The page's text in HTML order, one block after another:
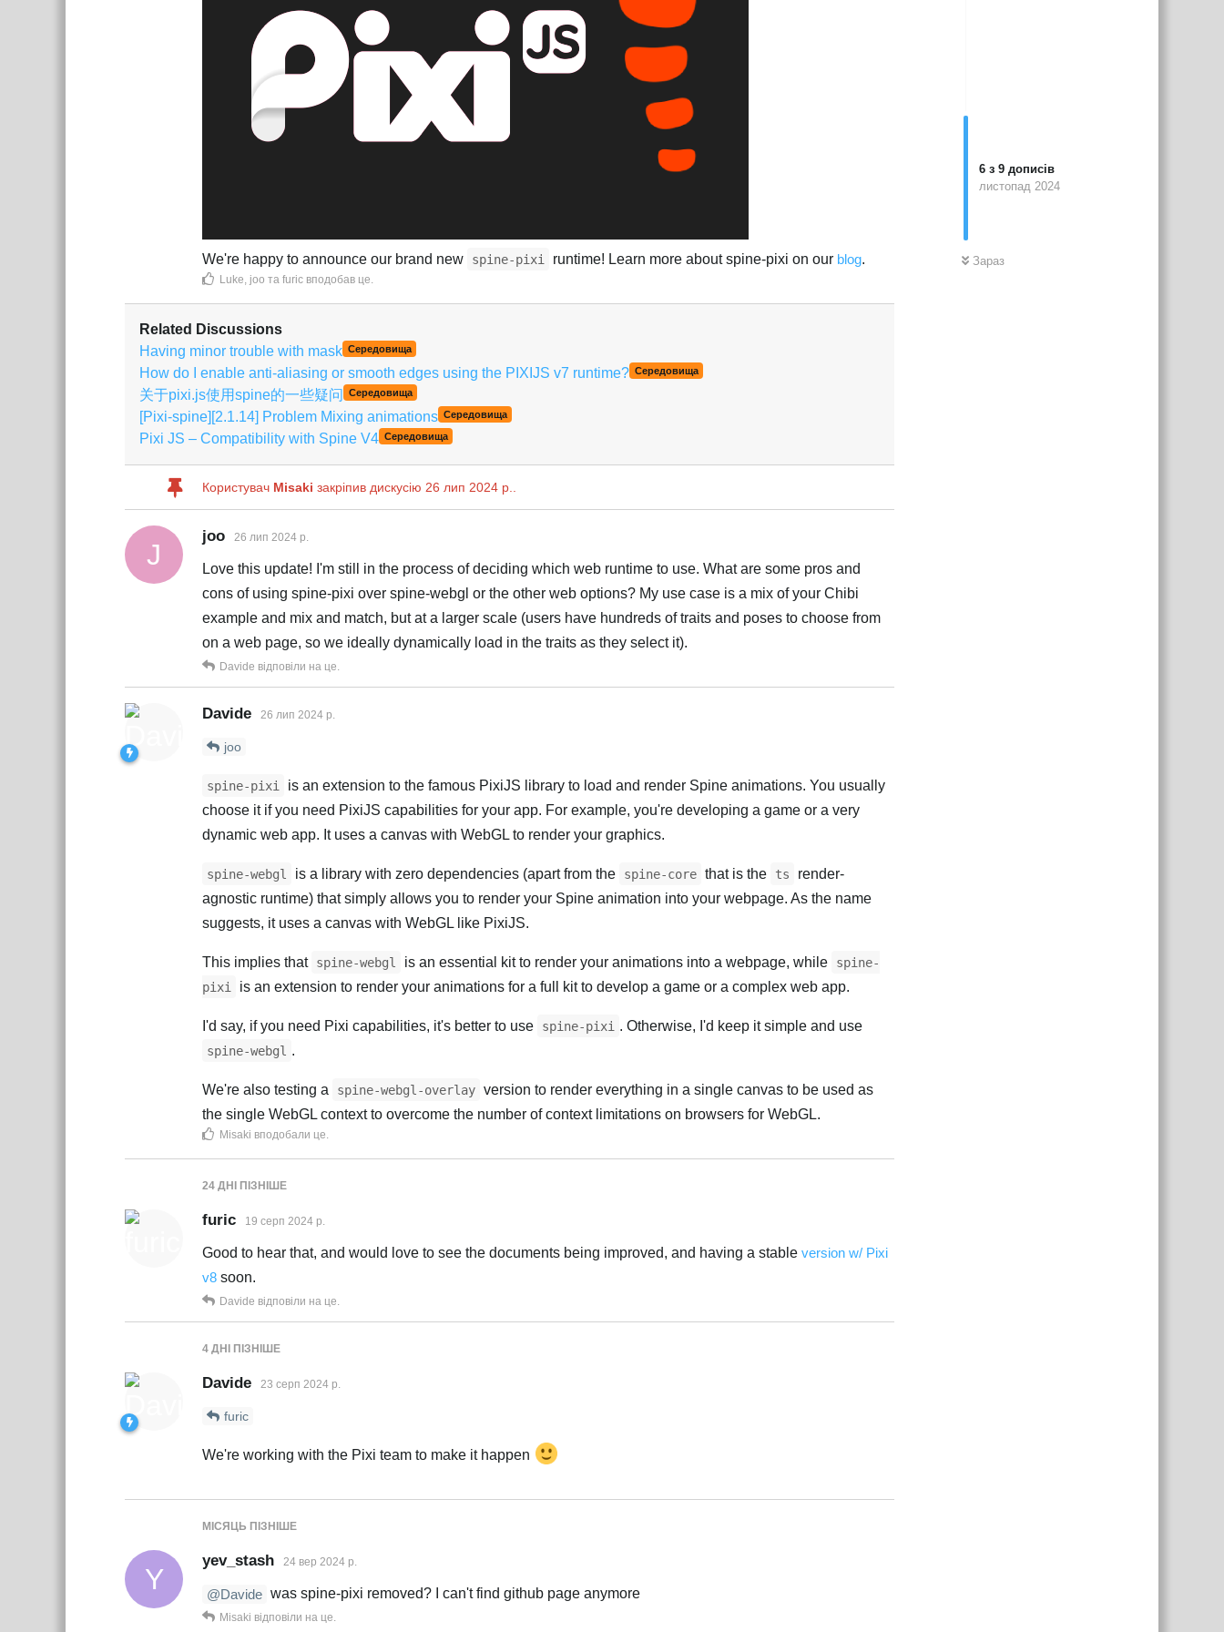
6 з 9 дописів
листопад 2024
Зараз
We're happy to announce our brand new spine-pixi runtime! Learn more about spine-pixi on our blog.
Luke, joo та furic вподобав це.
Related Discussions
Having minor trouble with mask Середовища
How do I enable anti-aliasing or smooth edges using the PIXIJS v7 runtime? Середовища
关于pixi.js使用spine的一些疑问 Середовища
[Pixi-spine][2.1.14] Problem Mixing animations Середовища
Pixi JS – Compatibility with Spine V4 Середовища
Користувач Misaki закріпив дискусію 26 лип 2024 р.
J
joo 26 лип 2024 р.
Love this update! I'm still in the process of deciding which web runtime to use. What are some pros and
cons of using spine-pixi over spine-webgl or the other web options? My use case is a mix of your Chibi
example and mix and match, but at a larger scale (users have hundreds of traits and poses to choose from
on a web page, so we ideally dynamically load in the traits as they select it).
Davide відповіли на це.
Davide 26 лип 2024 р.
joo
spine-pixi
is an extension to the famous PixiJS library to load and render Spine animations. You usually
choose it if you need PixiJS capabilities for your app. For example, you're developing a game or a very
dynamic web app. It uses a canvas with WebGL to render your graphics.
spine-webgl is a library with zero dependencies (apart from the spine-core that is the ts
render-
agnostic runtime) that simply allows you to render your Spine animation into your webpage. As the name
suggests, it uses a canvas with WebGL like PixiJS.
This implies that spine-webgl is an essential kit to render your animations into a webpage, while
spine-
pixi
is an extension to render your animations for a full kit to develop a game or a complex web app.
I'd say, if you need Pixi capabilities, it's better to use spine-pixi . Otherwise, I'd keep it simple and use
spine-webgl .
We're also testing a spine-webgl-overlay version to render everything in a single canvas to be used as
the single WebGL context to overcome the number of context limitations on browsers for WebGL.
Misaki вподобали це.
24 ДНІ ПІЗНІШЕ
furic 19 серп 2024 р.
Good to hear that, and would love to see the documents being improved, and having a stable version w/ Pixi
v8 soon.
Davide відповіли на це.
4 ДНІ ПІЗНІШЕ
Davide 23 серп 2024 р.
furic
We're working with the Pixi team to make it happen
МІСЯЦЬ ПІЗНІШЕ
Y
yev_stash 24 вер 2024 р.
@Davide was spine-pixi removed? I can't find github page anymore
Misaki відповіли на це.